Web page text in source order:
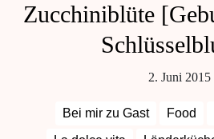
Zucchiniblüte
2. Juni 2015
Bei mir zu Gast Food